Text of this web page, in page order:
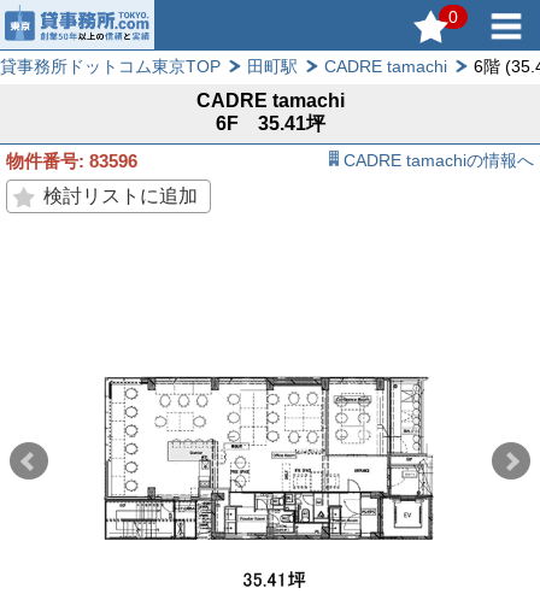
0
貸事務所ドットコム東京TOP 田町駅 CADRE tamachi 6階
CADRE tamachi
6F 35.41坪
物件番号: 83596
CADRE tamachiの情報へ
検討リストに追加